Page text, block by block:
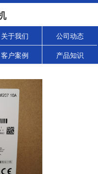
关于我们 公司动态
客户案例 产品知识